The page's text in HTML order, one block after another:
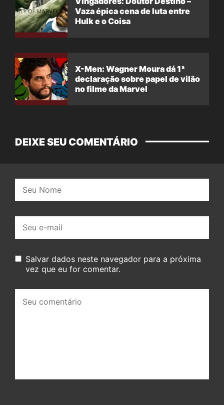
Vaza épica cena de luta entre
Hulk e o Coisa
X-Men: Wagner Moura dá 1ª
declaração sobre papel de vilão
no filme da Marvel
DEIXE SEU COMENTÁRIO
mail:
Salvar dados neste navegador para a próxima
vez que eu for comentar.
comentário: